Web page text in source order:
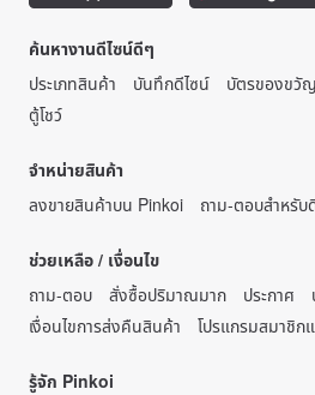
ค้นหางานดีไซน์ดีๆ
ประเภทสินค้า
บันทึกดีไซน์ บัตรของขวั
ตู้โชว์
จำหน่ายสินค้า
ลงขายสินค้าบน Pinkoi
ถาม-ตอบสำหรับ
ช่วยเหลือ / เงื่อนไข
ถาม-ตอบ
สั่งซื้อปริมาณมาก ประกาศ
เงื่อนไขการส่งคืนสินค้า
โปรแกรมสมาชิก
รู้จัก Pinkoi